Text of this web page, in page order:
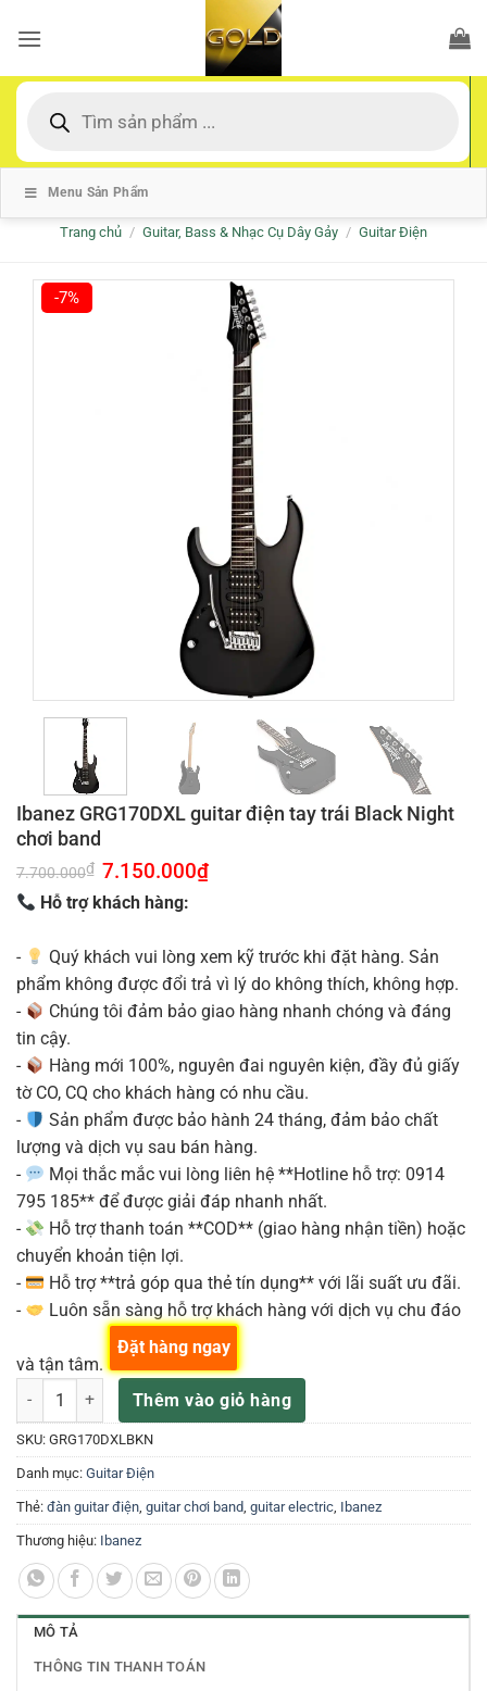
qua
dung
kiếm
Menu Sản Phẩm
Trang chủ / Guitar, Bass & Nhạc Cụ Dây Gảy / Guitar Điện
-7%
Ibanez GRG170DXL guitar điện tay trái Black Night
chơi band
7.700.000₫ Giá
gốc
là:
7.700.000₫.
7.150.000₫Giá
Hỗ trợ khách hàng:
-
Quý khách vui lòng xem kỹ trước khi đặt hàng. Sản
phẩm không được đổi trả vì lý do không thích, không hợp.
-
Chúng tôi đảm bảo giao hàng nhanh chóng và đáng
tin cậy.
-
Hàng mới 100%, nguyên đai nguyên kiện, đầy đủ giấy
tờ CO, CQ cho khách hàng có nhu cầu.
-
Sản phẩm được bảo hành 24 tháng, đảm bảo chất
lượng và dịch vụ sau bán hàng.
-
Mọi thắc mắc vui lòng liên hệ **Hotline hỗ trợ: 0914
795 185** để được giải đáp nhanh nhất.
-
Hỗ trợ thanh toán **COD** (giao hàng nhận tiền) hoặc
chuyển khoản tiện lợi.
-
Hỗ trợ **trả góp qua thẻ tín dụng** với lãi suất ưu đãi.
-
Luôn sẵn sàng hỗ trợ khách hàng với dịch vụ chu đáo
và tận tâm.
Ibanez GRG170DXL guitar điện tay trái Black Night chơi band số
Thêm vào giỏ hàng
Đặt hàng ngay
SKU: GRG170DXLBKN
Danh mục: Guitar Điện
Thẻ: đàn guitar điện, guitar chơi band, guitar electric, Ibanez
Thương hiệu: Ibanez
MÔ TẢ
THÔNG TIN THANH TOÁN